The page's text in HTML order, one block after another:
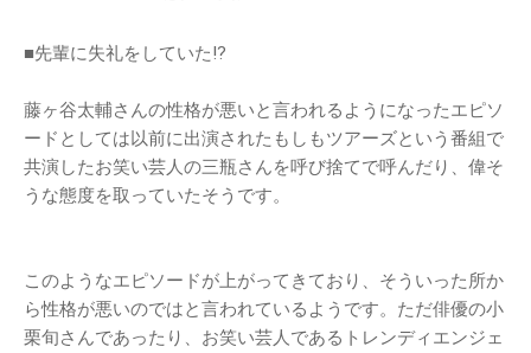
■先輩に失礼をしていた⁉︎
藤ヶ谷太輔さんの性格が悪いと言われるようになったエピソ
ードとしては以前に出演されたもしもツアーズという番組で
共演したお笑い芸人の三瓶さんを呼び捨てで呼んだり、偉そ
うな態度を取っていたそうです。
このようなエピソードが上がってきており、そういった所か
ら性格が悪いのではと言われているようです。ただ俳優の小
栗旬さんであったり、お笑い芸人であるトレンディエンジェ